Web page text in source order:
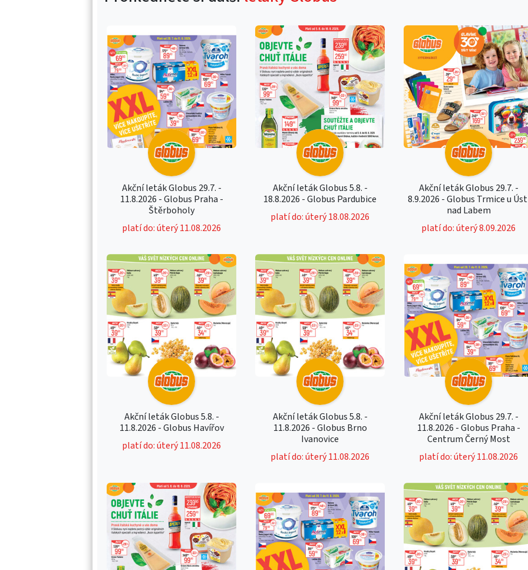
Akční leták Globus 29.7. -
11.8.2026 - Globus Praha -
Štěrboholy
platí do: úterý 11.08.2026
Akční leták Globus 5.8. -
18.8.2026 - Globus Pardubice
platí do: úterý 18.08.2026
Akční leták Globus 29.7. -
8.9.2026 - Globus Trmice u
nad Labem
platí do: úterý 8.09.2026
Akční leták Globus 5.8. -
11.8.2026 - Globus Havířov
platí do: úterý 11.08.2026
Akční leták Globus 5.8. -
11.8.2026 - Globus Brno
Ivanovice
platí do: úterý 11.08.2026
Akční leták Globus 29.7. -
11.8.2026 - Globus Praha -
Centrum Černý Most
platí do: úterý 11.08.2026